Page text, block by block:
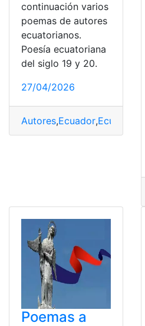
continuación varios
poemas de autores
ecuatorianos.
Poesía ecuatoriana
del siglo 19 y 20.
27/04/2026
Autores,Ecuador,
Poemas a